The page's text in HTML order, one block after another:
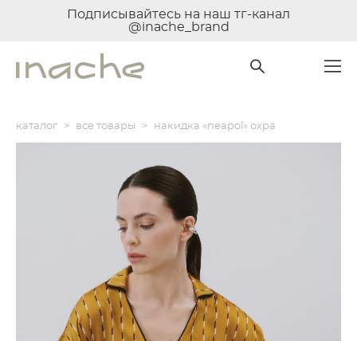
Подписывайтесь на наш тг-канал
@inache_brand
каталог > все товары > накидка «neapol» охра